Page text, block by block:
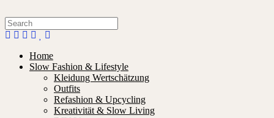
Home
Slow Fashion & Lifestyle
Kleidung Wertschätzung
Outfits
Refashion & Upcycling
Kreativität & Slow Living